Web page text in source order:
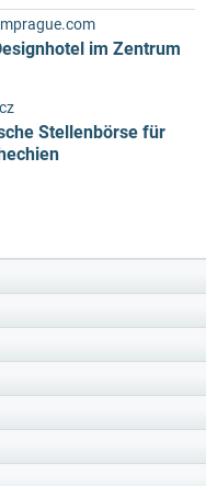
im Zentrum
Stellenbörse für